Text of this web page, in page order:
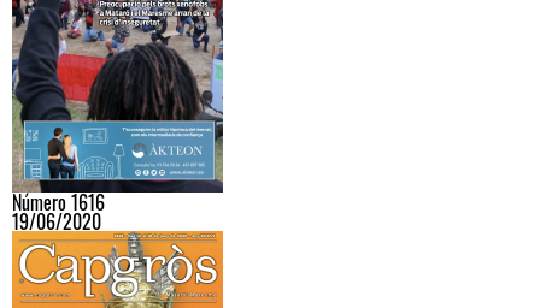
Número 1616
19/06/2020